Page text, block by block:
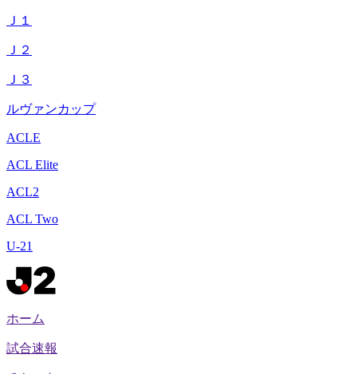
Ｊ１
Ｊ２
Ｊ３
ルヴァンカップ
ACLE
ACL Elite
ACL2
ACL Two
U-21
ホーム
試合速報